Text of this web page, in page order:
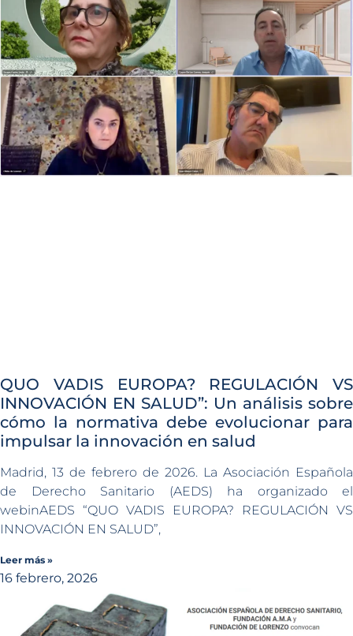
QUO VADIS EUROPA? REGULACIÓN VS
INNOVACIÓN EN SALUD”: Un análisis sobre
cómo la normativa debe evolucionar para
impulsar la innovación en salud
Madrid, 13 de febrero de 2026. La Asociación Española
de Derecho Sanitario (AEDS) ha organizado el
webinAEDS “QUO VADIS EUROPA? REGULACIÓN VS
INNOVACIÓN EN SALUD”,
Leer más »
16 febrero, 2026